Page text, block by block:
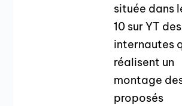
située dans
10 sur YT des
internautes
réalisent un
montage
proposés